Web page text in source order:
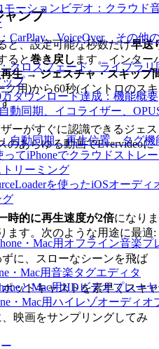
モーションビデオ：クラウド
CarPlay、VoiceOver、その他
：クロスフェード、ライブラリ
プ
万ダウンロード達成：機能概要
動同期、イコライザー、
：自動同期、再生位置、タグ機
ってiPhoneでクラウドストレ
リーミング
を使ったiOSオーディ
グ
・Mac用オフライン音楽プ
・Mac用音楽タグエディタ
とMac用HDビデオプレー
・Mac用ハイレゾオーディオ
ンプ
と、設定可能な秒数だけ早送
ると巻き戻し ます。インター
生 → ジェスチャ・スキップ
用)から60秒(イントロのスキ
。
ーがすぐに認識できるジェス
のあらゆる動画でEvervideoに
時的に再生速度が2倍になりま
ます。次のような用途に最適:
に、スローなシーンを飛ば
ッドキャストを素早くスキャ
映画をサンプリングしてみ